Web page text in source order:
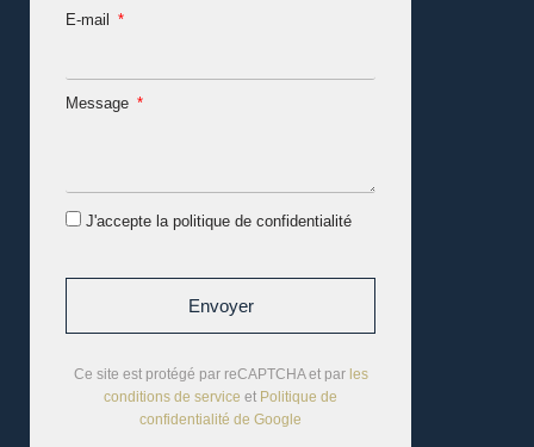
E-mail
Message
J'accepte la politique de confidentialité
Envoyer
Ce site est protégé par reCAPTCHA et par les
conditions de service et Politique de
confidentialité de Google